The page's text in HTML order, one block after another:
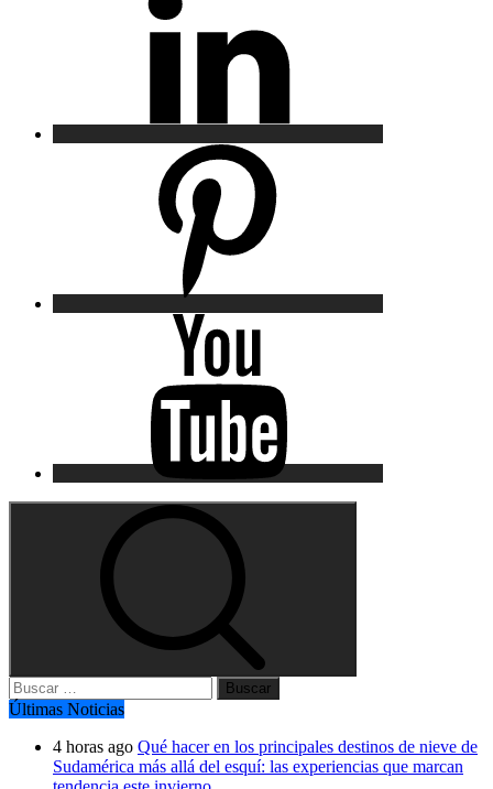
Buscar:
Últimas Noticias
4 horas ago Qué hacer en los principales destinos de nieve de
Sudamérica más allá del esquí: las experiencias que marcan